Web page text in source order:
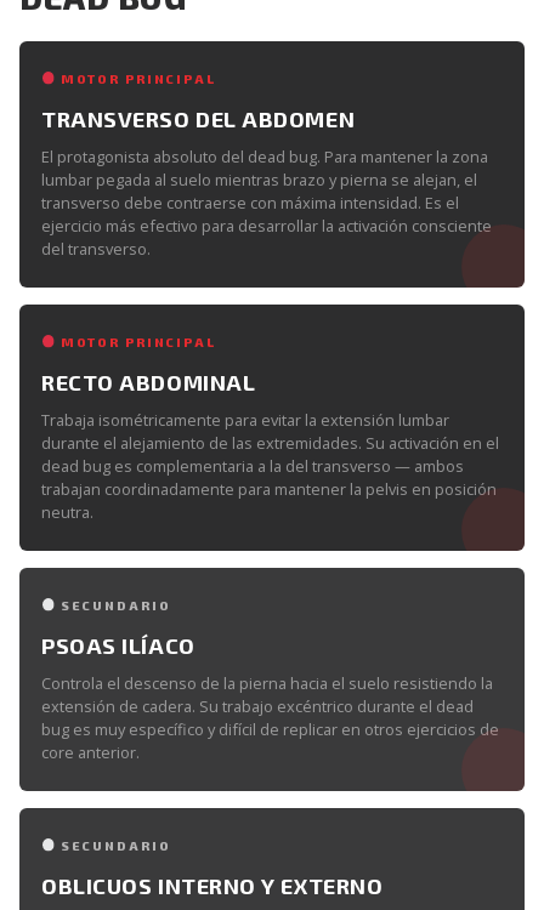
MOTOR PRINCIPAL
TRANSVERSO DEL ABDOMEN
El protagonista absoluto del dead bug. Para mantener la zona
lumbar pegada al suelo mientras brazo y pierna se alejan, el
transverso debe contraerse con máxima intensidad. Es el
ejercicio más efectivo para desarrollar la activación consciente
del transverso.
MOTOR PRINCIPAL
RECTO ABDOMINAL
Trabaja isométricamente para evitar la extensión lumbar
durante el alejamiento de las extremidades. Su activación en el
dead bug es complementaria a la del transverso — ambos
trabajan coordinadamente para mantener la pelvis en posición
neutra.
SECUNDARIO
PSOAS ILÍACO
Controla el descenso de la pierna hacia el suelo resistiendo la
extensión de cadera. Su trabajo excéntrico durante el dead
bug es muy específico y difícil de replicar en otros ejercicios de
core anterior.
SECUNDARIO
OBLICUOS INTERNO Y EXTERNO